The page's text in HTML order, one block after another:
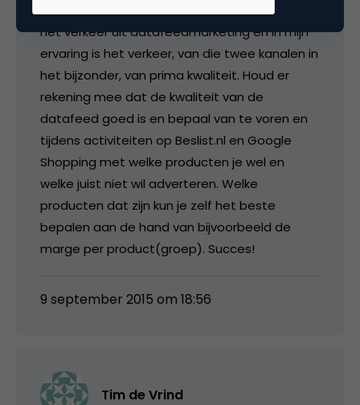
vergelijkingssites komt namelijk de helft van al
het verkeer uit datafeedmarketing en in mijn
ervaring is het verkeer, van die twee kanalen in
het bijzonder, van prima kwaliteit. Houd er
rekening mee dat de kwaliteit van de
datafeed goed is en bepaal van te voren en
tijdens activiteiten op Beslist.nl en Google
Shopping met welke producten je wel en
welke juist niet wil adverteren. Welke
producten dat zijn kun je zelf het beste
bepalen aan de hand van bijvoorbeeld de
marge per product(groep). Succes!
9 september 2015 om 18:56
Tim de Vrind